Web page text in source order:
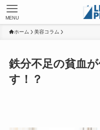
MENU
ホーム 美容コラム
鉄分不足の貧血
す！？